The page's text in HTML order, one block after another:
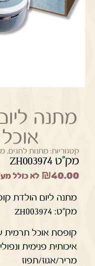
מתנה
אוכל
קטגוריות: מתנות לחגים,
מק"ט ZH003974
₪40.00 לא כולל
מתנה ליום הולדת
מק"ט: ZH003974
קופסת אוכל תרמית
מריר/אגוז/תפוז